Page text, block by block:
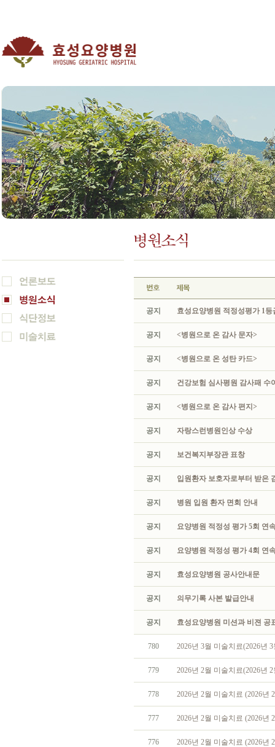
공지 효성요양병원 적정성평가 1등
공지 <병원으로 온 감사 문자>
공지 <병원으로 온 성탄 카드>
공지 건강보험 심사평원 감사패 수
공지 <병원으로 온 감사 편지>
공지 자랑스런병원인상 수상
공지 보건복지부장관 표창
공지 입원환자 보호자로부터 받은
공지 병원 입원 환자 면회 안내
공지 요양병원 적정성 평가 5회 연
공지 요양병원 적정성 평가 4회 연
공지 효성요양병원 공사안내문
공지 의무기록 사본 발급안내
공지 효성요양병원 미션과 비젼 공
780 2026년 3월 미술치료(2026년 3
779 2026년 2월 미술치료(2026년 2
778 2026년 2월 미술치료 (2026년
777 2026년 2월 미술치료 (2026년
776 2026년 2월 미술치료 (2026년